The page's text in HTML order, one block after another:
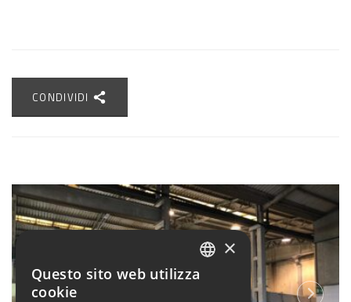
CONDIVIDI
×
Questo sito web utilizza
cookie